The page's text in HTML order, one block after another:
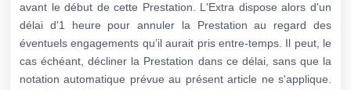
avant le début de cette Prestation. L'Extra dispose alors d'un
délai d'1 heure pour annuler la Prestation au regard des
éventuels engagements qu’il aurait pris entre-temps. Il peut, le
cas échéant, décliner la Prestation dans ce délai, sans que la
notation automatique prévue au présent article ne s'applique.